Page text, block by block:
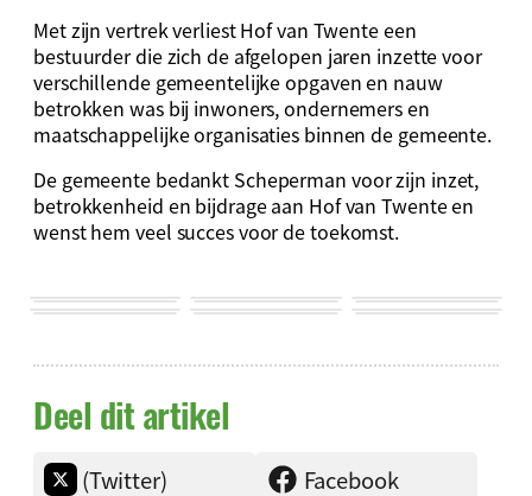
Met zijn vertrek verliest Hof van Twente een
bestuurder die zich de afgelopen jaren inzette voor
verschillende gemeentelijke opgaven en nauw
betrokken was bij inwoners, ondernemers en
maatschappelijke organisaties binnen de gemeente.
De gemeente bedankt Scheperman voor zijn inzet,
betrokkenheid en bijdrage aan Hof van Twente en
wenst hem veel succes voor de toekomst.
Deel dit artikel
(Twitter)
Facebook